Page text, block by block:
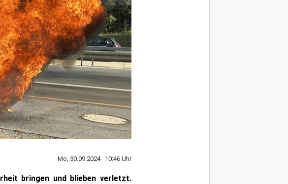
Mo, 30.09.2024 10:46 Uhr
bringen und blieben verletzt.